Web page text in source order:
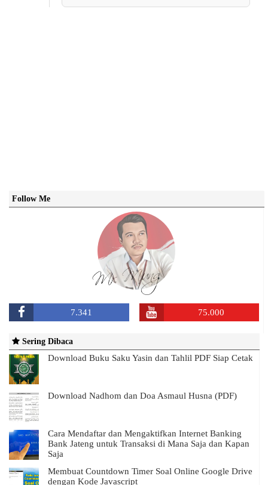
Follow Me
7.341 75.000
Sering Dibaca
Download Buku Saku Yasin dan Tahlil PDF Siap Cetak
Download Nadhom dan Doa Asmaul Husna (PDF)
Cara Mendaftar dan Mengaktifkan Internet Banking
Bank Jateng untuk Transaksi di Mana Saja dan Kapan
Saja
Membuat Countdown Timer Soal Online Google Drive
dengan Kode Javascript